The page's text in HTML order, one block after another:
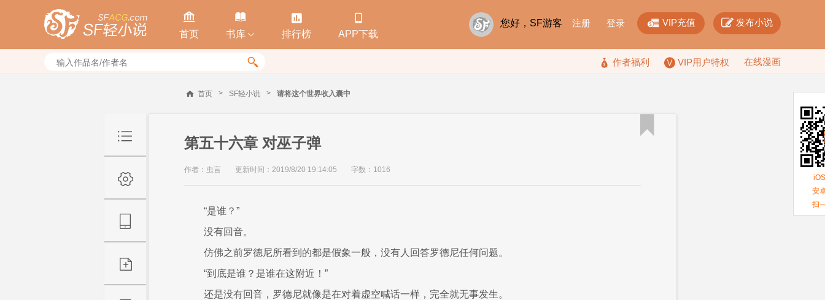

首页

书库 

排行榜

APP下载
您好，SF游客 注册 登录  VIP充值  发布小说
  作者福利 VIP用户特权 在线漫画
首页 > SF轻小说 > 请将这个世界收入囊中
第五十六章 对巫子弹
作者：虫言 更新时间：2019/8/20 19:14:05 字数：1016
“是谁？”
没有回音。
仿佛之前罗德尼所看到的都是假象一般，没有人回答罗德尼任何问题。
“到底是谁？是谁在这附近！”
还是没有回音，罗德尼就像是在对着虚空喊话一样，完全就无事发生。

安
扫